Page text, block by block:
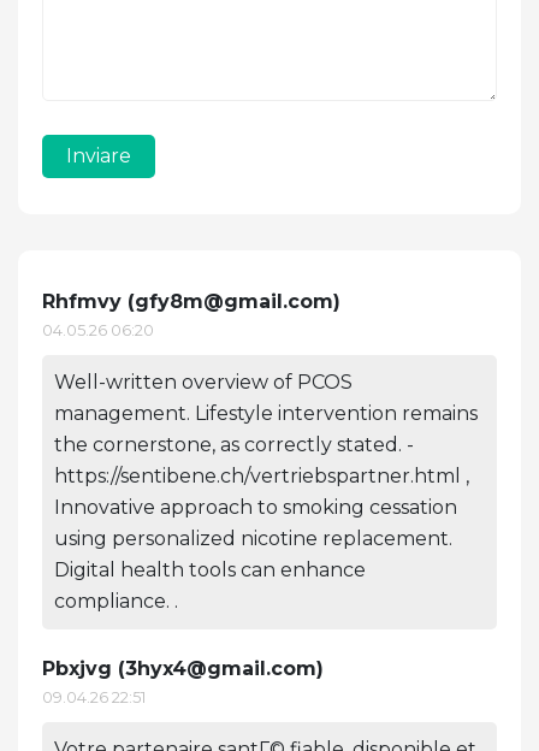
Inviare
Rhfmvy (gfy8m@gmail.com)
04.05.26 06:20
Well-written overview of PCOS
management. Lifestyle intervention remains
the cornerstone, as correctly stated. -
https://sentibene.ch/vertriebspartner.html ,
Innovative approach to smoking cessation
using personalized nicotine replacement.
Digital health tools can enhance
compliance. .
Pbxjvg (3hyx4@gmail.com)
09.04.26 22:51